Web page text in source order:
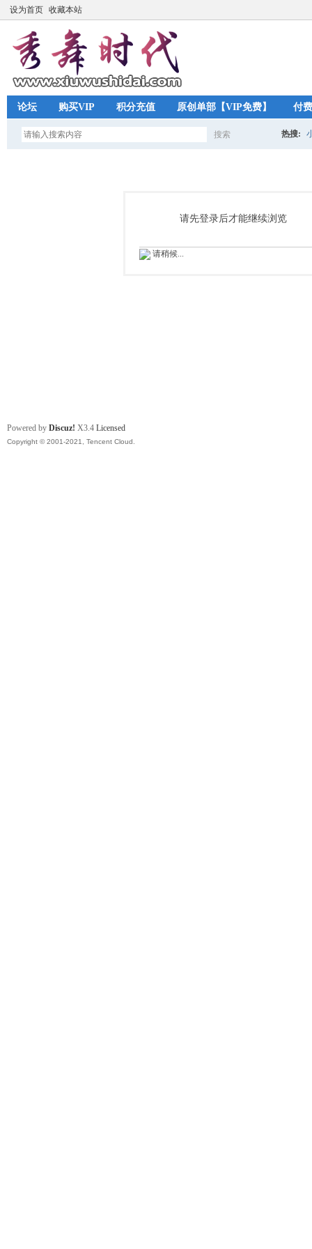
设为首页 收藏本站
论坛 购买VIP 积分充值 原创单部【VIP免费】 付
搜索
索
热搜:
请先登录后才能继续浏览
请稍候...
Powered by Discuz! X3.4 Licensed
Copyright © 2001-2021, Tencent Cloud.